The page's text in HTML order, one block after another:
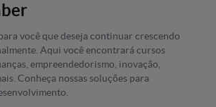
você que deseja continuar crescendo
Aqui você encontrará cursos
empreendedorismo, inovação,
Conheça nossas soluções para